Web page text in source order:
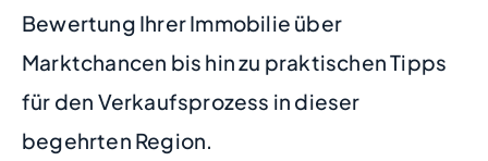
Bewertung Ihrer Immobilie über
Marktchancen bis hin zu praktischen Tipps
für den Verkaufsprozess in dieser
begehrten Region.